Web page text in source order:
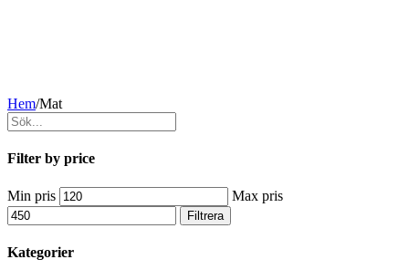
Hem/Mat
Filter by price
Min pris Max pris
Filtrera
Kategorier